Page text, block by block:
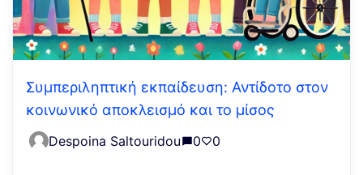
Συμπεριληπτική εκπαίδευση: Αντίδοτο στον
κοινωνικό αποκλεισμό και το μίσος
Despoina Saltouridou 0 0